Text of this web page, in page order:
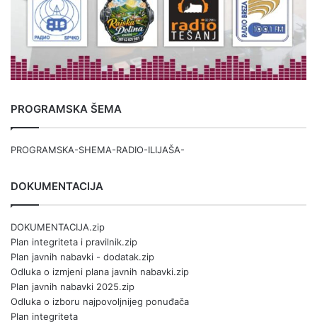
PROGRAMSKA ŠEMA
PROGRAMSKA-SHEMA-RADIO-ILIJAŠA-
DOKUMENTACIJA
DOKUMENTACIJA.zip
Plan integriteta i pravilnik.zip
Plan javnih nabavki - dodatak.zip
Odluka o izmjeni plana javnih nabavki.zip
Plan javnih nabavki 2025.zip
Odluka o izboru najpovoljnijeg ponuđača
Plan integriteta